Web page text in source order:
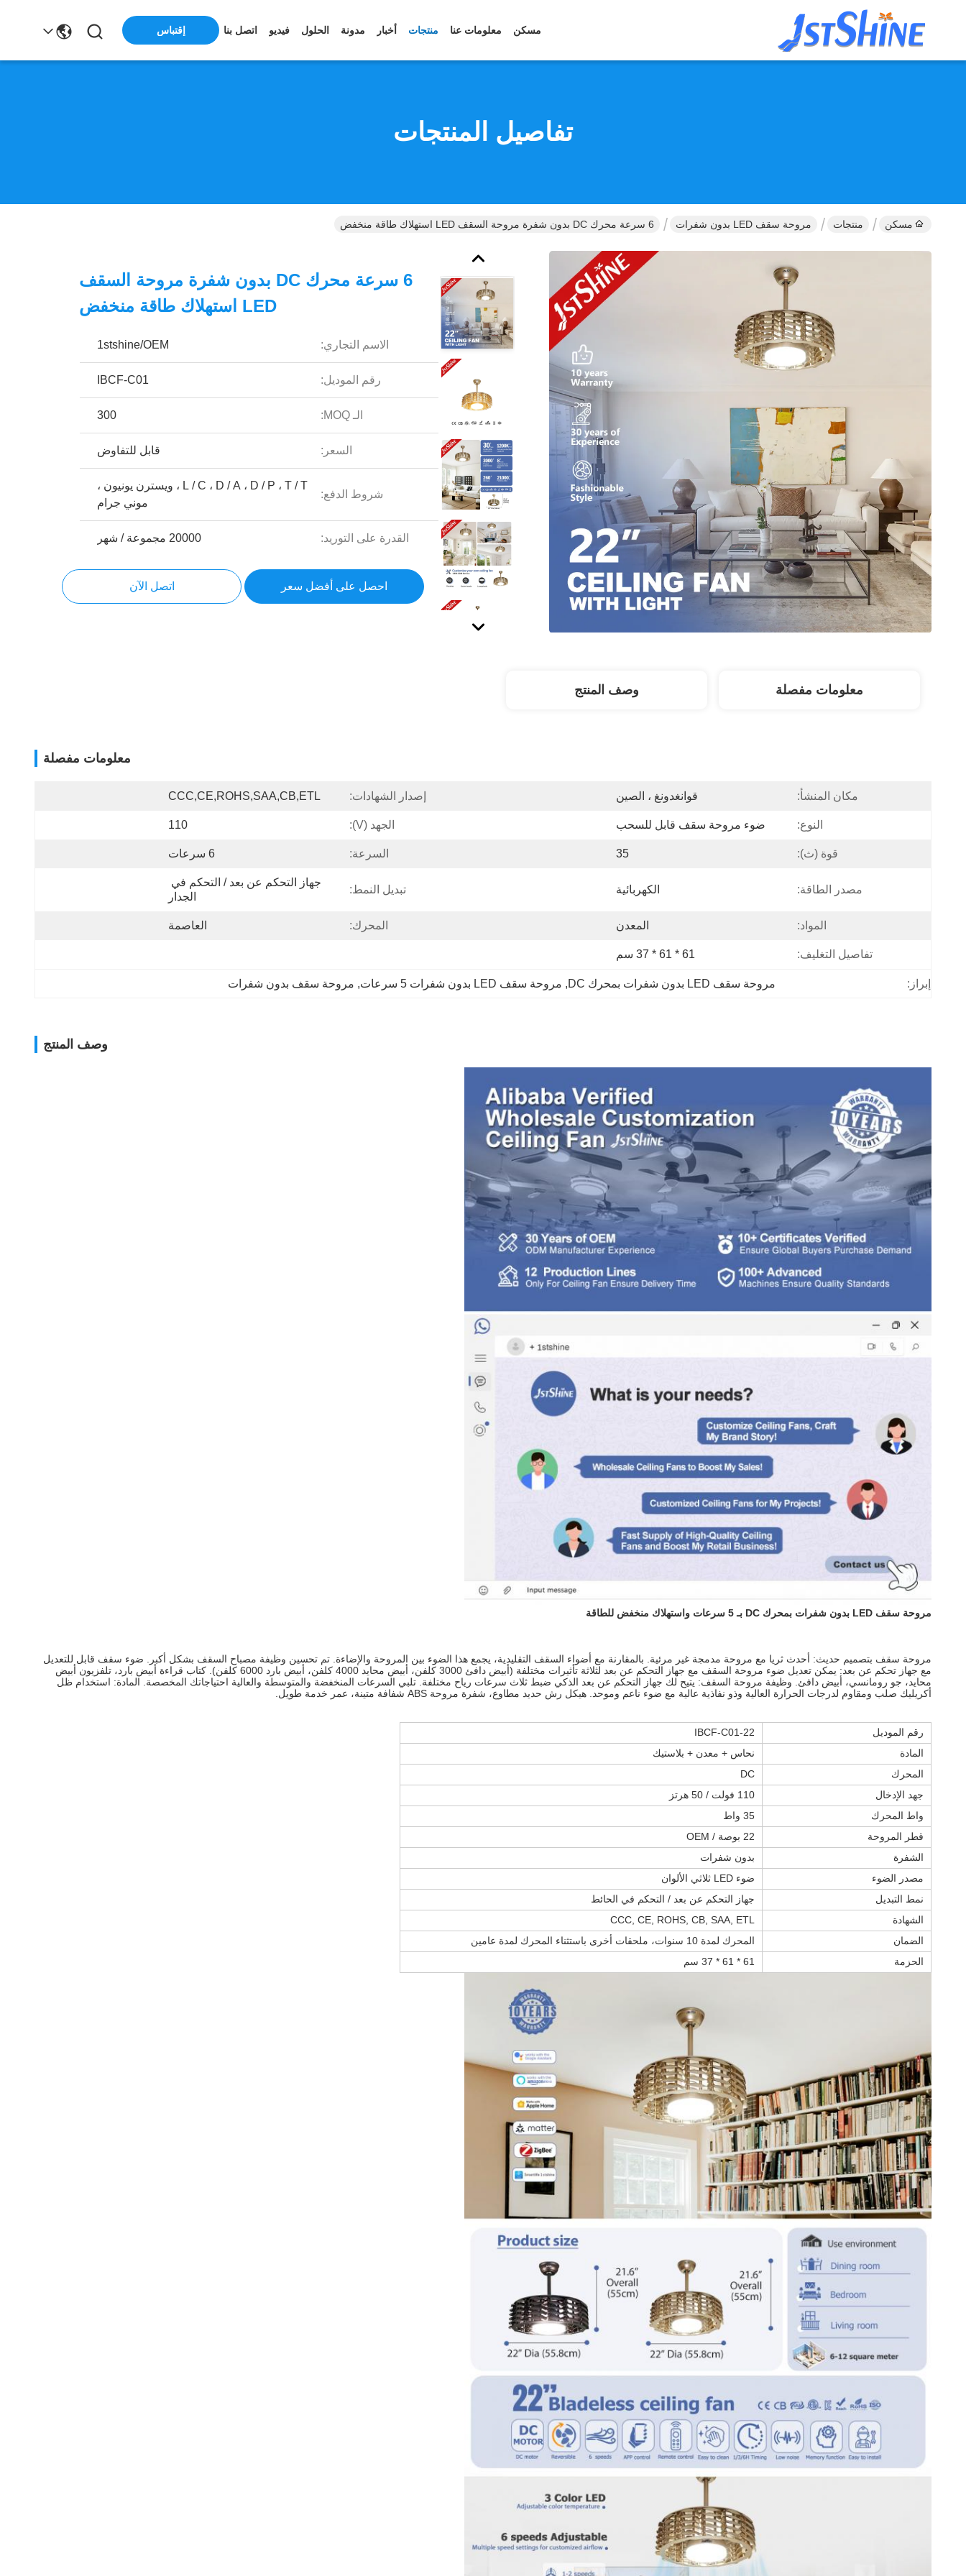
مسكن معلومات عنا منتجات أخبار مدونة الحلول فيديو اتصل بنا إقتباس
تفاصيل المنتجات
مسكن منتجات مروحة سقف LED بدون شفرات 6 سرعة محرك DC بدون شفرة مروحة السقف LED استهلاك طاقة منخفض
6 سرعة محرك DC بدون شفرة مروحة السقف
LED استهلاك طاقة منخفض
الاسم التجاري: 1stshine/OEM
رقم الموديل: IBCF-C01
الـ MOQ: 300
السعر: قابل للتفاوض
شروط الدفع:
L / C ، D / A ، D / P ، T / T ، ويسترن يونيون ،
موني جرام
القدرة على التوريد: 20000 مجموعة / شهر
احصل على أفضل سعر اتصل الآن
معلومات مفصلة وصف المنتج
معلومات مفصلة
مكان المنشأ: قوانغدونغ ، الصين إصدار الشهادات: CCC,CE,ROHS,SAA,CB,ETL
النوع: ضوء مروحة سقف قابل للسحب الجهد (V): 110
قوة (ث): 35 السرعة: 6 سرعات
مصدر الطاقة: الكهربائية تبديل النمط:
الجدار
المواد: المعدن المحرك: العاصمة
تفاصيل التغليف: 61 * 61 * 37 سم
إبراز: مروحة سقف LED بدون شفرات بمحرك DC , مروحة سقف LED بدون شفرات 5 سرعات , مروحة سقف بدون شفرات
وصف المنتج
مروحة سقف LED بدون شفرات بمحرك DC بـ 5 سرعات واستهلاك منخفض للطاقة
مروحة سقف بتصميم حديث: أحدث ثريا مع مروحة مدمجة غير مرئية. بالمقارنة مع أضواء السقف التقليدية، يجمع هذا الضوء بين المروحة والإضاءة. تم تحسين وظيفة مصباح السقف بشكل أكبر. ضوء سقف قابل للتعديل
مع جهاز تحكم عن بعد: يمكن تعديل ضوء مروحة السقف مع جهاز التحكم عن بعد لثلاثة تأثيرات مختلفة (أبيض دافئ 3000 كلفن، أبيض محايد 4000 كلفن، أبيض بارد 6000 كلفن). كتاب قراءة أبيض بارد، تلفزيون أبيض
محايد، جو رومانسي، أبيض دافئ. وظيفة مروحة السقف: يتيح لك جهاز التحكم عن بعد الذكي ضبط ثلاث سرعات رياح مختلفة. تلبي السرعات المنخفضة والمتوسطة والعالية احتياجاتك المخصصة. المادة: استخدام ظل
أكريليك صلب ومقاوم لدرجات الحرارة العالية وذو نفاذية عالية مع ضوء ناعم وموحد. هيكل رش حديد مطاوع، شفرة مروحة ABS شفافة متينة، عمر خدمة طويل.
رقم الموديل
IBCF-C01-22
المادة
نحاس + معدن + بلاستيك
المحرك
DC
جهد الإدخال
110 فولت / 50 هرتز
واط المحرك
35 واط
قطر المروحة
22 بوصة / OEM
الشفرة
بدون شفرات
مصدر الضوء
ضوء LED ثلاثي الألوان
نمط التبديل
جهاز التحكم عن بعد / التحكم في الحائط
الشهادة
CCC, CE, ROHS, CB, SAA, ETL
الضمان
المحرك لمدة 10 سنوات، ملحقات أخرى باستثناء المحرك لمدة عامين
الحزمة
61 * 61 * 37 سم